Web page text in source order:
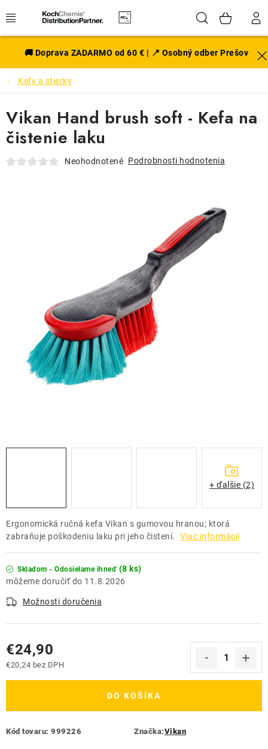
na
Hľadať
EXTERIÉR
DISKY A PNEU
INTERIÉR
PRÍSLUŠENSTVO
DARČEKOVÉ POUKAZY
ČISTENIE A ÚDRŽBA LODÍ
ZNAČKY
🚚 Doprava ZADARMO od 60 € | 📍 Osobný odber Prešov
Kefy a stierky
Ergonomická ručná kefa Vikan s gumovou hranou; ktorá
zabraňuje poškodeniu laku pri jeho čistení.
Viac informácií
Skladom - Odosielame ihneď (8 ks)
11.8.2026
Možnosti doručenia
€24,90
€20,24 bez DPH
DO KOŠÍKA
Kód tovaru: 999226 Značka:Vikan
Vikan Hand brush soft - Kefa na
čistenie laku
Neohodnotené Podrobnosti hodnotenia
+ ďalšie (2)